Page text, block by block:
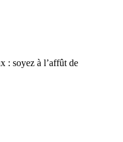
: soyez à l’affût de